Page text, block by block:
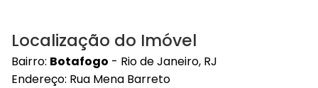
Localização do Imóvel
Bairro: Botafogo - Rio de Janeiro, RJ
Endereço: Rua Mena Barreto